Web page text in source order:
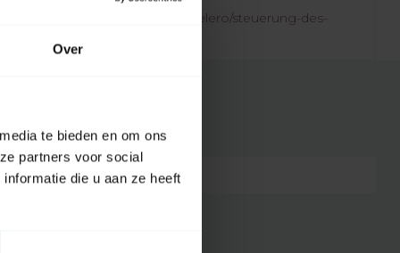
Over
te bieden en om ons
partners voor social
die u aan ze heeft
de/marken/elero/steuerung-des-
7432257699691